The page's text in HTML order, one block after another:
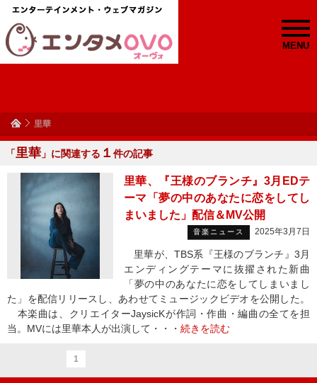
MENU
里華
「里華 」に関連する １ 件の記事
里華、『王様のブランチ』3月EDテ
ーマ「夢の中のあなたに恋をしてし
まいました」配信＆MV公開
音楽ニュース 2025年3月7日
里華が、TBS系『王様のブランチ』3月
エンディングテーマに抜擢された新曲
「夢の中のあなたに恋をしてしまいまし
た」を配信リリースし、あわせてミュージックビデオを公開した。
本楽曲は、クリエイターJaysicKが作詞・作曲・編曲の全てを担
当。MVには里華本人が出演して・・・ 続きを読む
1